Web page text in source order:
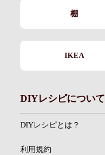
棚
IKEA
DIYレシピについて
DIYレシピとは？
利用規約